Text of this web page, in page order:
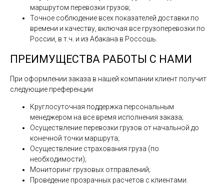
маршрутом перевозки грузов;
Точное соблюдение всех показателей доставки по
времени и качеству, включая все грузоперевозки по
России, в т.ч. и из Абакана в Россошь.
ПРЕИМУЩЕСТВА РАБОТЫ С НАМИ
При оформлении заказа в нашей компании клиент получит
следующие преференции
Круглосуточная поддержка персональным
менеджером на все время исполнения заказа;
Осуществление перевозки грузов от начальной до
конечной точки маршрута;
Осуществление страхования груза (по
необходимости);
Мониторинг грузовых отправлений;
Проведение прозрачных расчетов с клиентами.